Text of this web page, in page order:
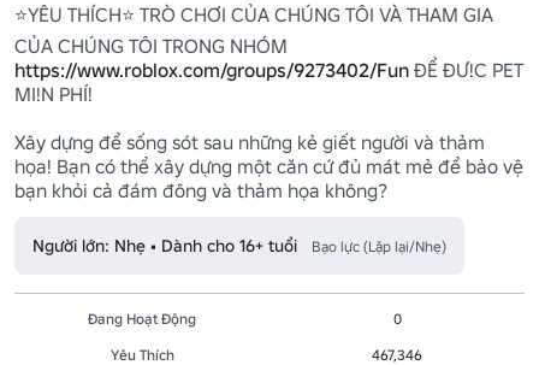
⭐YÊU THÍCH⭐ TRÒ CHƠI CỦA CHÚNG TÔI VÀ THAM GIA
https://www.roblox.com/groups/9273402/Fun ĐỂ ĐƯ!C PET
MI!N PHÍ!
Xây dựng để sống sót sau những kẻ giết người và thảm
họa! Bạn có thể xây dựng một căn cứ đủ mát mẻ để bảo vệ
bạn khỏi cả đám đông và thảm họa không?
Người lớn: Nhẹ • Dành cho 16+ tuổi Bạo lực (Lặp lại/Nhẹ)
Đang Hoạt Động
0
Yêu Thích
467,346